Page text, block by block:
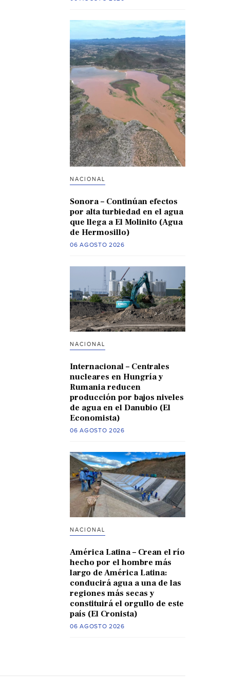
NACIONAL
Sonora – Continúan efectos
por alta turbiedad en el agua
que llega a El Molinito (Agua
de Hermosillo)
06 AGOSTO 2026
NACIONAL
Internacional – Centrales
nucleares en Hungría y
Rumania reducen
producción por bajos niveles
de agua en el Danubio (El
Economista)
06 AGOSTO 2026
NACIONAL
América Latina – Crean el río
hecho por el hombre más
largo de América Latina:
conducirá agua a una de las
regiones más secas y
constituirá el orgullo de este
país (El Cronista)
06 AGOSTO 2026